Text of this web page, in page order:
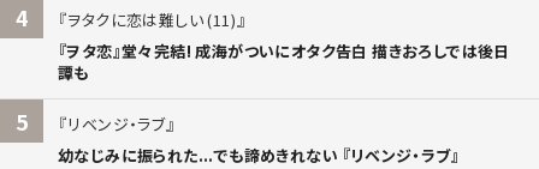
4
ヲタクに恋は難しい (11)
『ヲタ恋』堂々完結! 成海がついにオタク告白 描きおろしでは後日
譚も
5
リベンジ・ラブ
幼なじみに振られた...でも諦めきれない 『リベンジ・ラブ』